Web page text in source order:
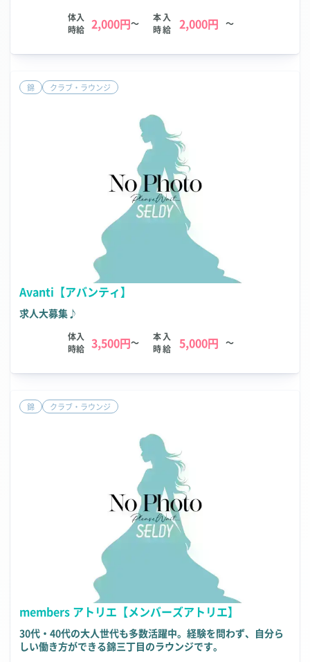
体入
時給 2,000円～
本入
時給
2,000円 ～
錦 クラブ・ラウンジ
Avanti【アバンティ】
求人大募集♪
体入
時給 3,500円～
本入
時給
5,000円 ～
錦 クラブ・ラウンジ
members アトリエ【メンバーズアトリエ】
30代・40代の大人世代も多数活躍中。経験を問わず、自分ら
しい働き方ができる錦三丁目のラウンジです。